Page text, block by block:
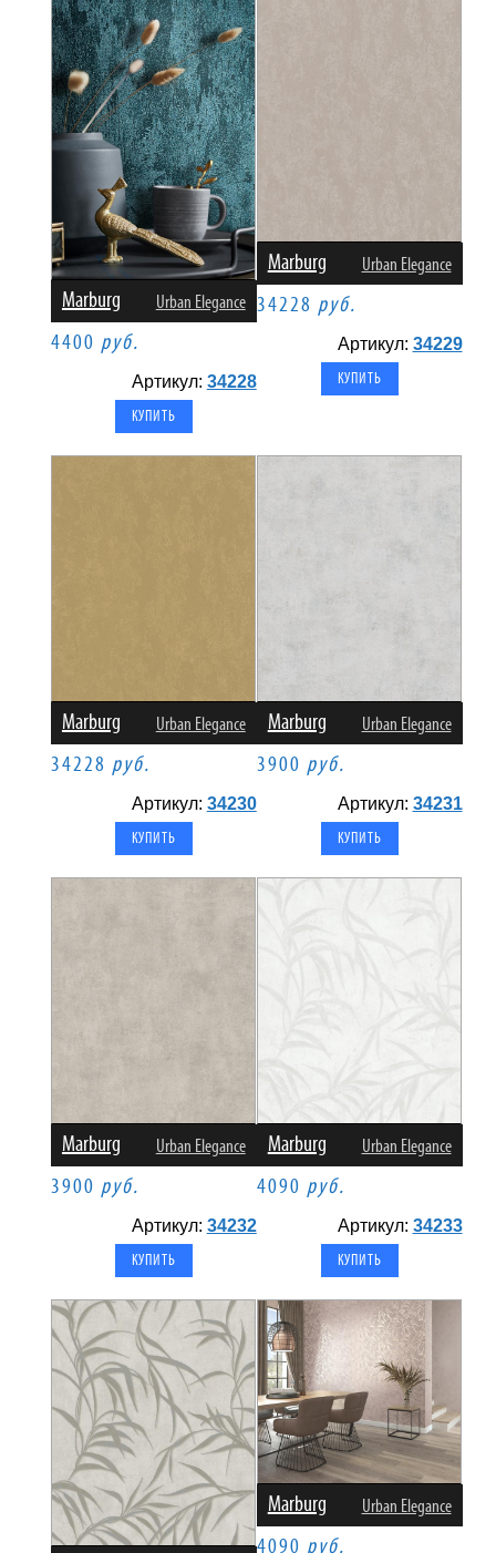
Marburg Urban Elegance
4400 руб.
Артикул: 34228
Marburg Urban Elegance
34228 руб.
Артикул: 34229
Marburg Urban Elegance
34228 руб.
Артикул: 34230
Marburg Urban Elegance
3900 руб.
Артикул: 34231
Marburg Urban Elegance
3900 руб.
Артикул: 34232
Marburg Urban Elegance
4090 руб.
Артикул: 34233
Marburg Urban Elegance
4090 руб.